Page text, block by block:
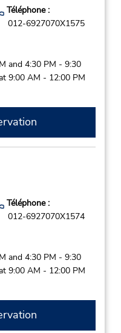
Téléphone :
012-6927070X1575
and 4:30 PM - 9:30
9:00 AM - 12:00 PM
Téléphone :
012-6927070X1574
and 4:30 PM - 9:30
9:00 AM - 12:00 PM